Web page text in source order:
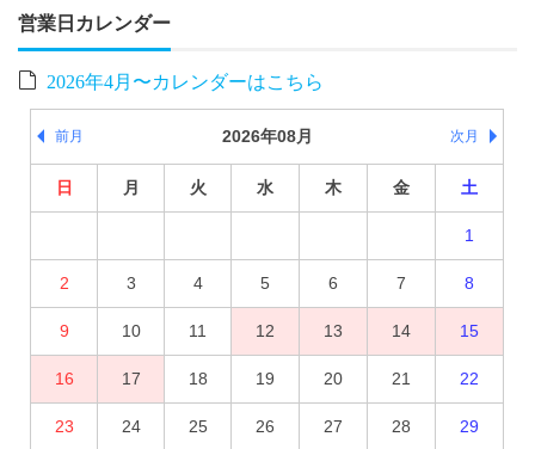
営業日カレンダー
2026年4月〜カレンダーはこちら